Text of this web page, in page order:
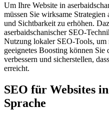
Um Ihre Website in
müssen Sie wirksame
und Sichtbarkeit zu erhöhen.
aserbaidschanischer SEO-
Nutzung lokaler SEO-Tools, um
geeignetes Boosting können
verbessern und sicherstellen,
erreicht.
SEO für Websites
Sprache